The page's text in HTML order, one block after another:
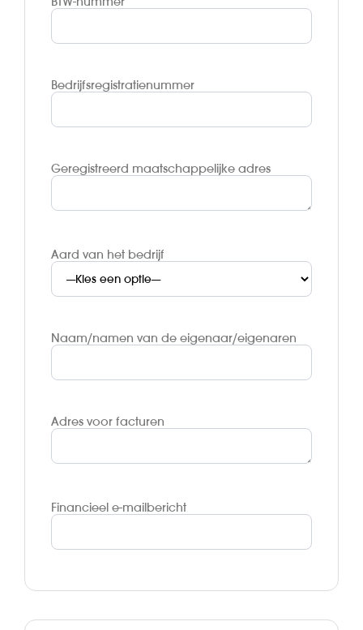
Bedrijfsregistratienummer
Geregistreerd maatschappelijke adres
Aard van het bedrijf
Naam/namen van de eigenaar/eigenaren
Adres voor facturen
Financieel e-mailbericht